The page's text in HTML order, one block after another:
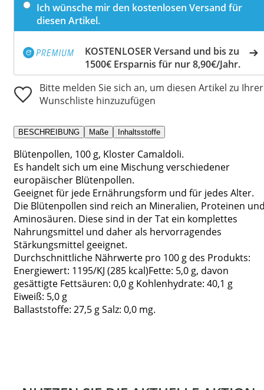
Ich wünsche mir den kostenlosen Versand für
diesen Artikel.
KOSTENLOSER Versand und bis zu
1500€ Ersparnis für nur 8,90€/Jahr.
Bitte melden Sie sich an, um diesen Artikel zu Ihrer
Wunschliste hinzuzufügen
BESCHREIBUNG Maße Inhaltsstoffe
Blütenpollen, 100 g, Kloster Camaldoli.
Es handelt sich um eine Mischung verschiedener
europäischer Blütenpollen.
Geeignet für jede Ernährungsform und für jedes Alter.
Die Blütenpollen sind reich an Mineralien, Proteinen
Aminosäuren. Diese sind in der Tat ein komplettes
Nahrungsmittel und daher als hervorragendes
Stärkungsmittel geeignet.
Durchschnittliche Nährwerte pro 100 g des Produkts:
Energiewert: 1195/KJ (285 kcal)Fette: 5,0 g, davon
gesättigte Fettsäuren: 0,0 g Kohlenhydrate: 40,1 g
Eiweiß: 5,0 g
Ballaststoffe: 27,5 g Salz: 0,0 mg.